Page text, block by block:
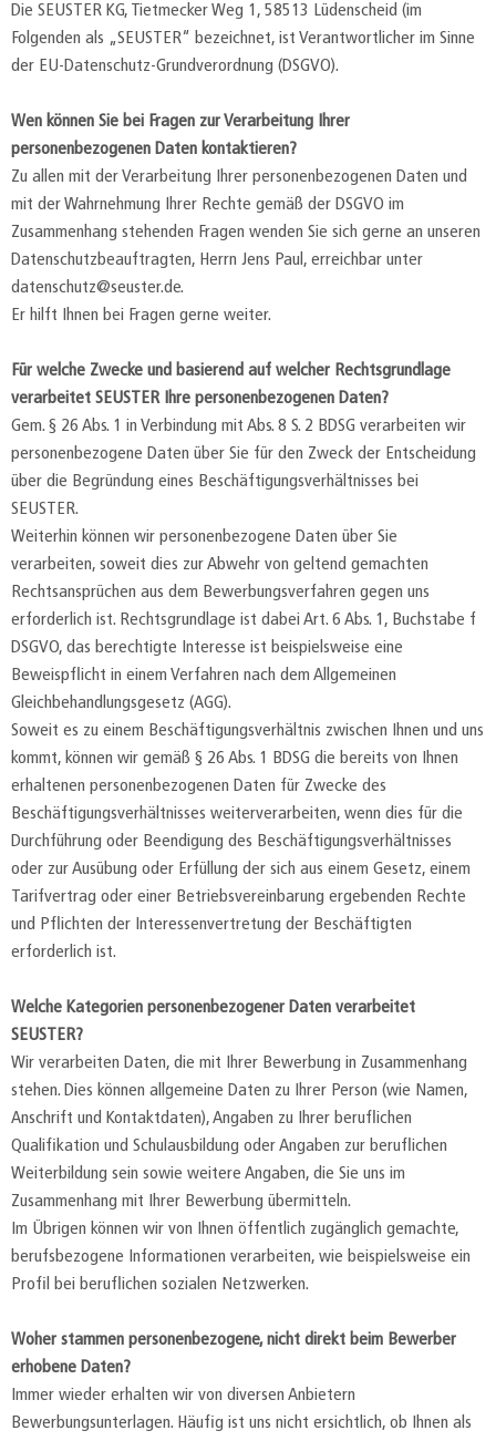
Die SEUSTER KG, Tietmecker Weg 1, 58513 Lüdenscheid (im
Folgenden als „SEUSTER“ bezeichnet, ist Verantwortlicher im Sinne
der EU-Datenschutz-Grundverordnung (DSGVO).
Wen können Sie bei Fragen zur Verarbeitung Ihrer
personenbezogenen Daten kontaktieren?
Zu allen mit der Verarbeitung Ihrer personenbezogenen Daten und
mit der Wahrnehmung Ihrer Rechte gemäß der DSGVO im
Zusammenhang stehenden Fragen wenden Sie sich gerne an unseren
Datenschutzbeauftragten, Herrn Jens Paul, erreichbar unter
datenschutz@seuster.de.
Er hilft Ihnen bei Fragen gerne weiter.
Für welche Zwecke und basierend auf welcher Rechtsgrundlage
verarbeitet SEUSTER Ihre personenbezogenen Daten?
Gem. § 26 Abs. 1 in Verbindung mit Abs. 8 S. 2 BDSG verarbeiten wir
personenbezogene Daten über Sie für den Zweck der Entscheidung
über die Begründung eines Beschäftigungsverhältnisses bei
SEUSTER.
Weiterhin können wir personenbezogene Daten über Sie
verarbeiten, soweit dies zur Abwehr von geltend gemachten
Rechtsansprüchen aus dem Bewerbungsverfahren gegen uns
erforderlich ist. Rechtsgrundlage ist dabei Art. 6 Abs. 1, Buchstabe f
DSGVO, das berechtigte Interesse ist beispielsweise eine
Beweispflicht in einem Verfahren nach dem Allgemeinen
Gleichbehandlungsgesetz (AGG).
Soweit es zu einem Beschäftigungsverhältnis zwischen Ihnen und uns
kommt, können wir gemäß § 26 Abs. 1 BDSG die bereits von Ihnen
erhaltenen personenbezogenen Daten für Zwecke des
Beschäftigungsverhältnisses weiterverarbeiten, wenn dies für die
Durchführung oder Beendigung des Beschäftigungsverhältnisses
oder zur Ausübung oder Erfüllung der sich aus einem Gesetz, einem
Tarifvertrag oder einer Betriebsvereinbarung ergebenden Rechte
und Pflichten der Interessenvertretung der Beschäftigten
erforderlich ist.
Welche Kategorien personenbezogener Daten verarbeitet
SEUSTER?
Wir verarbeiten Daten, die mit Ihrer Bewerbung in Zusammenhang
stehen. Dies können allgemeine Daten zu Ihrer Person (wie Namen,
Anschrift und Kontaktdaten), Angaben zu Ihrer beruflichen
Qualifikation und Schulausbildung oder Angaben zur beruflichen
Weiterbildung sein sowie weitere Angaben, die Sie uns im
Zusammenhang mit Ihrer Bewerbung übermitteln.
Im Übrigen können wir von Ihnen öffentlich zugänglich gemachte,
berufsbezogene Informationen verarbeiten, wie beispielsweise ein
Profil bei beruflichen sozialen Netzwerken.
Woher stammen personenbezogene, nicht direkt beim Bewerber
erhobene Daten?
Immer wieder erhalten wir von diversen Anbietern
Bewerbungsunterlagen. Häufig ist uns nicht ersichtlich, ob Ihnen als